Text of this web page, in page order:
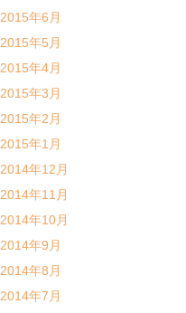
2015年6月
2015年5月
2015年4月
2015年3月
2015年2月
2015年1月
2014年12月
2014年11月
2014年10月
2014年9月
2014年8月
2014年7月